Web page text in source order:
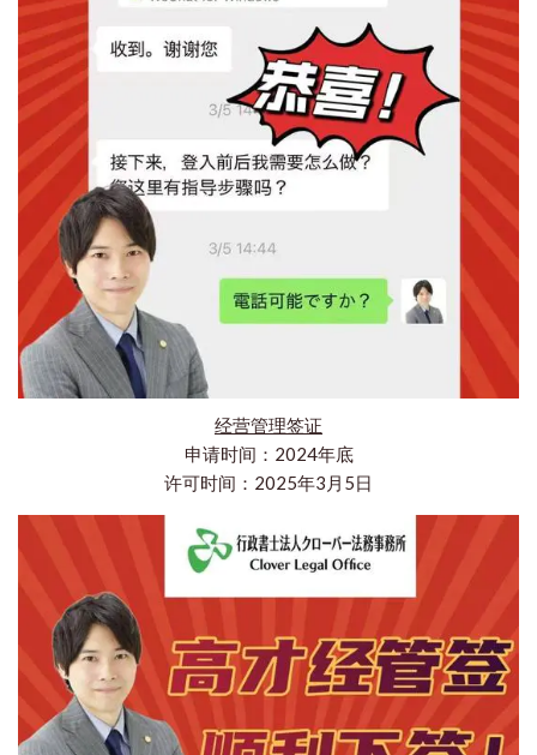
经营管理签证
申请时间：2024年底
许可时间：2025年3月5日